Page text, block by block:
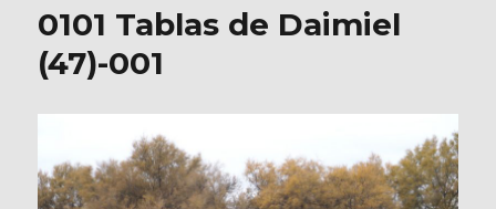
0101 Tablas de Daimiel
(47)-001